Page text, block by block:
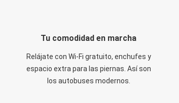
Tu comodidad en marcha
Relájate con Wi-Fi gratuito, enchufes y
espacio extra para las piernas. Así son
los autobuses modernos.